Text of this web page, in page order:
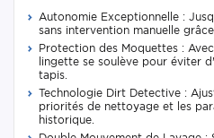
Autonomie Exceptionnelle :
sans intervention manuelle grâce
Protection des Moquettes :
lingette se soulève pour éviter
tapis.
Technologie Dirt Detective :
priorités de nettoyage et les
historique.